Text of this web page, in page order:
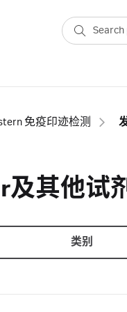
免疫印迹检测
其他试
类别